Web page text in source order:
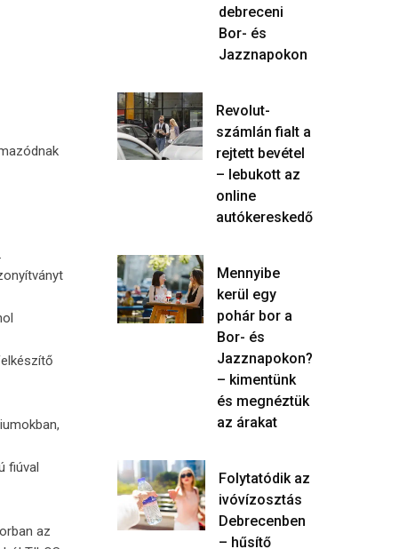
fiúval
az
debreceni
Bor- és
Jazznapokon
Revolut-
számlán fialt a
rejtett bevétel
– lebukott az
online
autókereskedő
Mennyibe
kerül egy
pohár bor a
Bor- és
Jazznapokon?
– kimentünk
és megnéztük
az árakat
Folytatódik az
ivóvízosztás
Debrecenben
– hűsítő